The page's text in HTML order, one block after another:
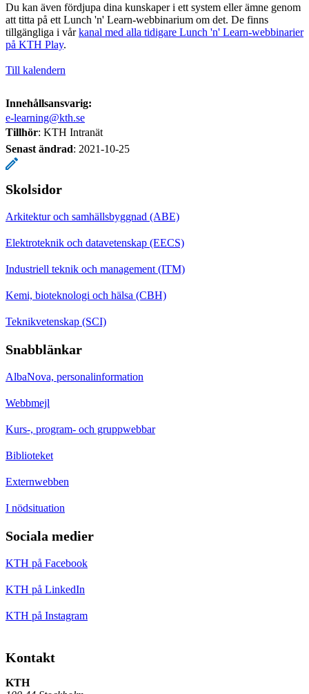
Du kan även fördjupa dina kunskaper i ett system eller ämne genom
att titta på ett Lunch 'n' Learn-webbinarium om det. De finns
tillgängliga i vårkanal med alla tidigare Lunch 'n' Learn-webbinarier
på KTH Play.
Till kalendern
Innehållsansvarig:
e-learning@kth.se
Tillhör: KTH Intranät
Senast ändrad: 2021-10-25
Skolsidor
Arkitektur och samhällsbyggnad (ABE)
Elektroteknik och datavetenskap (EECS)
Industriell teknik och management (ITM)
Kemi, bioteknologi och hälsa (CBH)
Teknikvetenskap (SCI)
Snabblänkar
AlbaNova, personalinformation
Webbmejl
Kurs-, program- och gruppwebbar
Biblioteket
Externwebben
I nödsituation
Sociala medier
KTH på Facebook
KTH på LinkedIn
KTH på Instagram
Kontakt
KTH